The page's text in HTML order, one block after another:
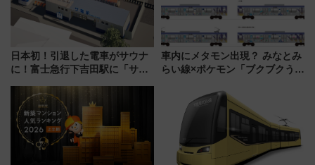
日本初！引退した電車がサウナ
に！富士急行下吉田駅に「サ電
業 行き交う電車の音や振動を
感じながら「ととのう」新感覚
車内にメタモン出現？ みなとみ
らい線×ポケモン「ブクブクうみ
行開始に！ この夏は直通列車で
横浜へ！